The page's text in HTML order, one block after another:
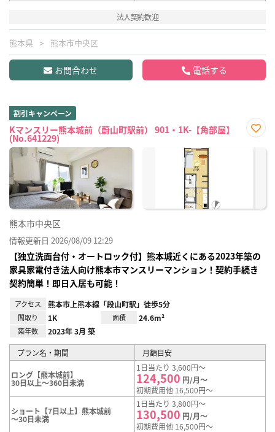
法人契約歓迎
熊本県 熊本市中央区
お問合わせ 電話する
割引キャンペーン
Kマンスリー熊本城前（蔚山町駅前） 901・1K-【角部屋】
(No.641229)
に入
熊本市中央区
情報更新日 2026/08/09 12:29
【独立洗面台付・オートロック付】熊本城近くにある2023年築の
家具家電付き法人向け熊本市マンスリーマンション！契約手続き
契約簡単！即日入居も可能！
アクセス 熊本市上熊本線「段山町駅」徒歩5分
間取り 1K 面積 24.6m²
築年数 2023年 3月 築
プラン名・期間 月額目安
ロング【熊本城前】
30日以上～360日未満
1日当たり 3,600円～
124,500 円/月～
初期費用他 16,500円～
ショート【7日以上】熊本城前
～30日未満
1日当たり 3,800円～
130,500 円/月～
初期費用他 16,500円～